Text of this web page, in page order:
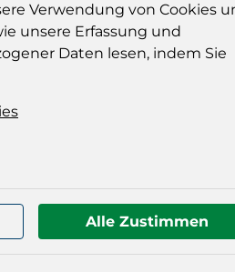
Verwendung von Cookies
unsere Erfassung und
Daten lesen, indem Sie
Alle Zustimmen